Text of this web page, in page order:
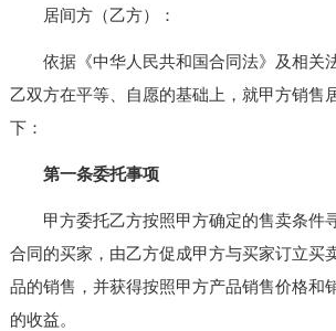
居间方（乙方）：
依据《中华人民共和国合同法》及相关
乙双方在平等、自愿的基础上，就甲方销售
下：
第一条委托事项
甲方委托乙方按照甲方确定的售卖条件
合同的买家，由乙方促成甲方与买家订立买
品的销售，并获得按照甲方产品销售价格和
的收益。